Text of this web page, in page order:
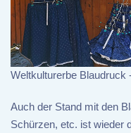
Weltkulturerbe Blaudruck
Auch der Stand mit den
Schürzen, etc. ist wieder